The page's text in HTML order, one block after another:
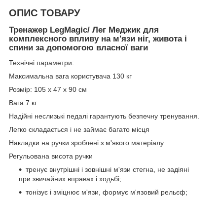
ОПИС ТОВАРУ
Тренажер LegMagic/ Лег Меджик для
комплексного впливу на м'язи ніг, живота і
спини за допомогою власної ваги
Технічні параметри:
Максимальна вага користувача 130 кг
Розмір: 105 х 47 х 90 см
Вага 7 кг
Надійні неслизькі педалі гарантують безпечну тренування.
Легко складається і не займає багато місця
Накладки на ручки зроблені з м'якого матеріалу
Регульована висота ручки
тренує внутрішні і зовнішні м'язи стегна, не задіяні
при звичайних вправах і ходьбі;
тонізує і зміцнює м'язи, формує м'язовий рельєф;